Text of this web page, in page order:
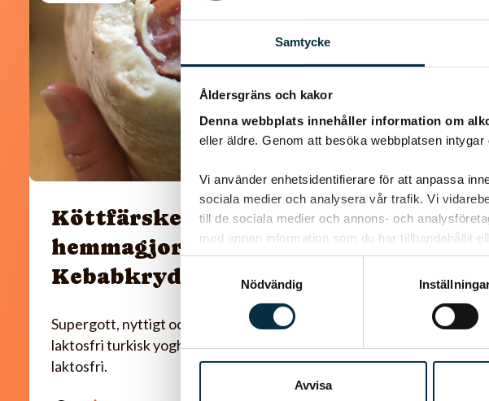
Samtycke
Åldersgräns och kakor
Denna webbplats innehåller information om
eller äldre. Genom att besöka webbplatsen
Vi använder enhetsidentifierare för att anpassa
sociala medier och analysera vår trafik. Vi
till de sociala medier och annons- och
med annan information som du har tillhandahållit
Nödvändig
Avvisa
Köttfärskebab med
hemmagjord
Kebabkrydda
Supergott, nyttigt och enkelt! Jag använder
laktosfri turkisk yoghurt, så blir rätten helt
laktosfri.